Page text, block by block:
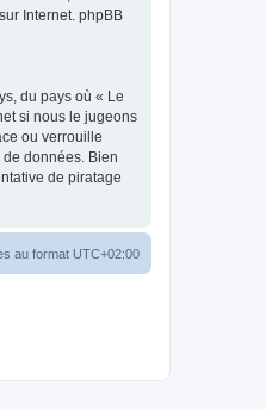
Internet. phpBB
du pays où « Le
si nous le jugeons
ou verrouille
données. Bien
de piratage
au format UTC+02:00